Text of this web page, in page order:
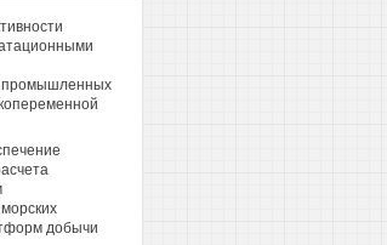
промышленных
добычи